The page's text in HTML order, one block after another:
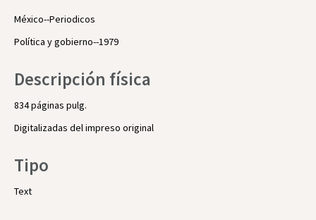
México--Periodicos
Política y gobierno--1979
Descripción física
834 páginas pulg.
Digitalizadas del impreso original
Tipo
Text